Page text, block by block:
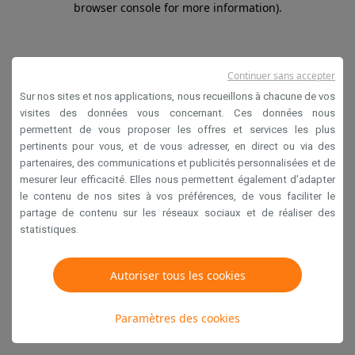
browser console for more information).
Sur nos sites et nos applications, nous recueillons à chacune de vos
visites des données vous concernant. Ces données nous
permettent de vous proposer les offres et services les plus
pertinents pour vous, et de vous adresser, en direct ou via des
partenaires, des communications et publicités personnalisées et de
mesurer leur efficacité. Elles nous permettent également d’adapter
le contenu de nos sites à vos préférences, de vous faciliter le
partage de contenu sur les réseaux sociaux et de réaliser des
statistiques.
Autoriser tous les cookies
Paramètres des cookies
Continuer sans accepter